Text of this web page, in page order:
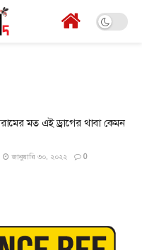
মত এই ড্রাগের থাবা কেমন
জানুয়ারি ৩০, ২০২২ 0